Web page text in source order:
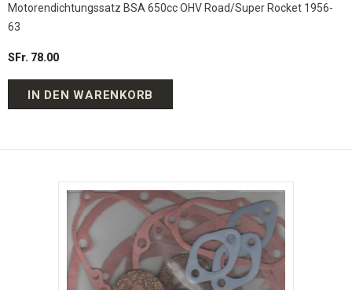
Motorendichtungssatz BSA 650cc OHV Road/Super Rocket 1956-
63
SFr. 78.00
IN DEN WARENKORB